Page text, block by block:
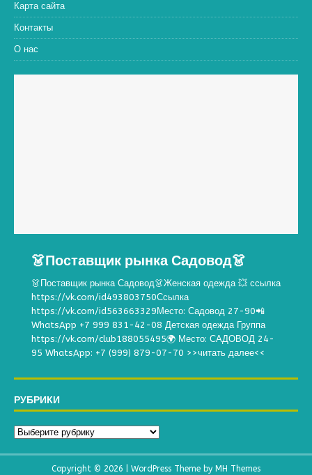
Карта сайта
Контакты
О нас
👗Поставщик рынка Садовод👗
👗Поставщик рынка Садовод👗Женская одежда 💥 ссылка
https://vk.com/id493803750Ссылка
https://vk.com/id563663329Место: Садовод 27-90📲
WhatsApp +7 999 831-42-08 Детская одежда Группа
https://vk.com/club188055495🌍 Место: САДОВОД 24-
95 WhatsApp: +7 (999) 879-07-70 >>читать далее<<
РУБРИКИ
Copyright © 2026 | WordPress Theme by MH Themes